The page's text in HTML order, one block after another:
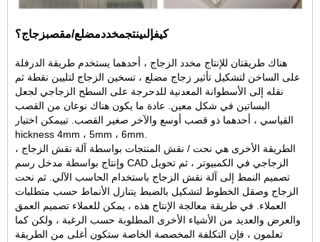
كيفإلىينتجمخددمضلع/مقصبزجاج؟
هناك طريقتان للإنتاج مخدد الزجاج ، أحدهما يستخدم طريقة الدرفلة
على الساخن لتشكيل تأثير زجاج مضلع ، تسخين الزجاج لتليين نقطة ثم
نقله إلى الأسطوانة المعدنية للدحرجة على السطح الزجاجي لجعل
البساتين في شكل معين. عادة ما يكون هناك نوعان من القصب
القياسي ، أحدهما ذو قصب أوسع والآخر صغير القصب. تييمكن اختيار
hickness 4mm ، 5mm ، 6mm.
الطريقة الأخرى هي نحت / نقش المنتجات بواسطة آلة نقش الزجاج ،
وإنتاج بواسطة مدخل رسم CAD الزجاجي في الكمبيوتر ، ثم تحويل
تصميم النمط إلى آلة نقش الزجاج باستخدام الحاسب الآلي. ثم نحت
الزجاج وصقل الخطوط لتشكيل بالضبط يتنازل الأنماط حسب متطلبات
العملاء. في طريقة معالجة الإنتاج هذه ، يمكن للعملاء تصميم العمق
والعرض والعديد من الأشياء الأخرى المطلوبة حسب الرغبة ، ولكن كما
تعلمون ، فإن التكلفة المخصصة الخاصة ستكون أغلى من الطريقة